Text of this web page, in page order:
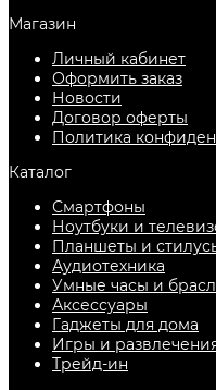
Магазин
Личный кабинет
Оформить заказ
Новости
Договор оферты
Политика
Каталог
Смартфоны
Ноутбуки и
Планшеты и
Аудиотехника
Умные часы и
Аксессуары
Гаджеты для дома
Игры и
Трейд-ин